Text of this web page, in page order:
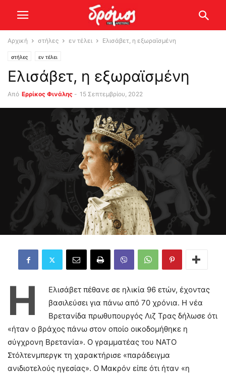
Αρχική στήλες εν τέλει Ελισάβετ, η εξωραϊσμένη
στήλες εν τέλει
Ελισάβετ, η εξωραϊσμένη
Από Ερρίκος Φινάλης - 15 Σεπτεμβρίου, 2022
Η
Ελισάβετ πέθανε σε ηλικία 96 ετών, έχοντας
βασιλεύσει για πάνω από 70 χρόνια. Η νέα
Βρετανίδα πρωθυπουργός Λιζ Τρας δήλωσε ότι
«ήταν ο βράχος πάνω στον οποίο οικοδομήθηκε η
σύγχρονη Βρετανία». Ο γραμματέας του ΝΑΤΟ
Στόλτενμπεργκ τη χαρακτήρισε «παράδειγμα
ανιδιοτελούς ηγεσίας». Ο Μακρόν είπε ότι ήταν «η